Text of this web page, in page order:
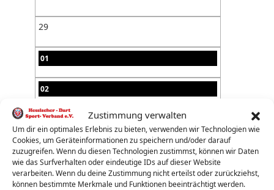
Zustimmung verwalten
Um dir ein optimales Erlebnis zu bieten, verwenden wir Technologien wie
Cookies, um Geräteinformationen zu speichern und/oder darauf
zuzugreifen. Wenn du diesen Technologien zustimmst, können wir Daten
wie das Surfverhalten oder eindeutige IDs auf dieser Website
verarbeiten. Wenn du deine Zustimmung nicht erteilst oder zurückziehst,
können bestimmte Merkmale und Funktionen beeinträchtigt werden.
29
01
02
03
04
05